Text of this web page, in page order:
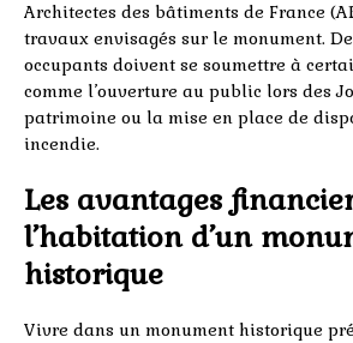
Architectes des bâtiments de France
travaux envisagés sur le monument.
occupants doivent se soumettre à
comme l’ouverture au public lors des
patrimoine ou la mise en place de
incendie.
Les avantages
l’habitation d’un
historique
Vivre dans un monument historique